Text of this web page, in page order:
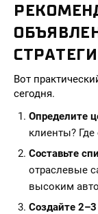
Вот
сегодня.
Определите
клиенты?
Составьте
отраслевые
высоким
Создайте